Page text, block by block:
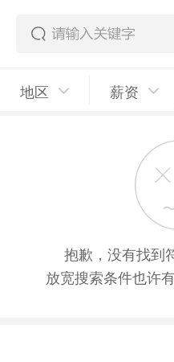
地区 薪资
抱歉，没有找到
放宽搜索条件也许